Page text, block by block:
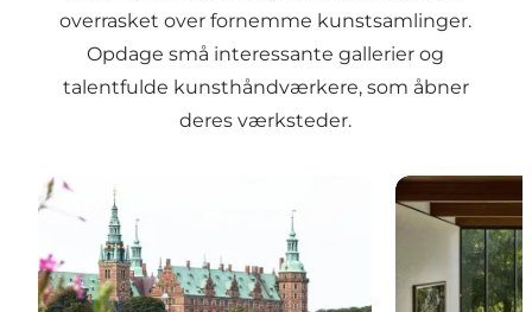
overrasket over fornemme kunstsamlinger.
Opdage små interessante gallerier og
talentfulde kunsthåndværkere, som åbner
deres værksteder.
Oplev tre slotte og et historisk kloster iMuseer i